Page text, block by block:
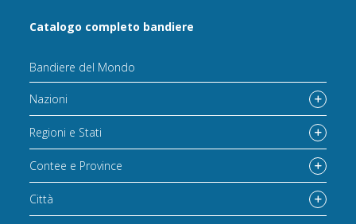
Catalogo completo bandiere
Bandiere del Mondo
Nazioni
Regioni e Stati
Contee e Province
Città